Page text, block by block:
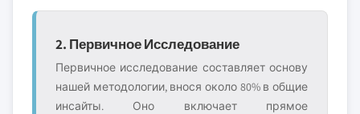
2. Первичное Исследование
Первичное исследование составляет основу
нашей методологии, внося около 80% в общие
инсайты. Оно включает прямое